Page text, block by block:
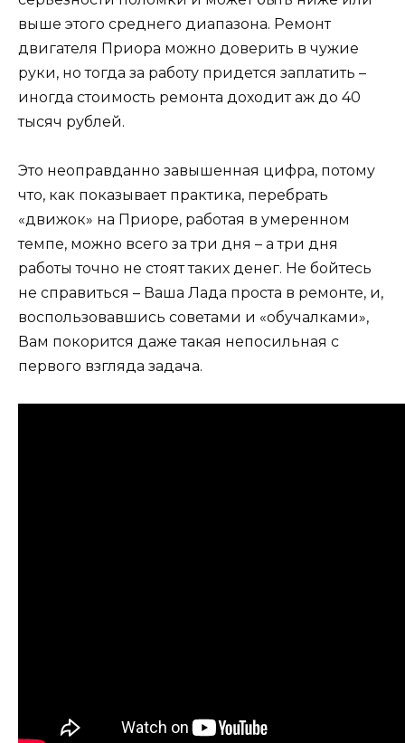
выше этого среднего диапазона. Ремонт
двигателя Приора можно доверить в чужие
руки, но тогда за работу придется заплатить –
иногда стоимость ремонта доходит аж до 40
тысяч рублей.
Это неоправданно завышенная цифра, потому
что, как показывает практика, перебрать
«движок» на Приоре, работая в умеренном
темпе, можно всего за три дня – а три дня
работы точно не стоят таких денег. Не бойтесь
не справиться – Ваша Лада проста в ремонте, и,
воспользовавшись советами и «обучалками»,
Вам покорится даже такая непосильная с
первого взгляда задача.